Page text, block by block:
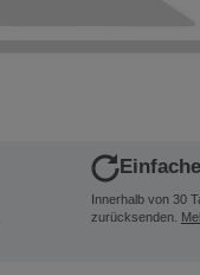
Innerhalb von 30
zurücksenden.